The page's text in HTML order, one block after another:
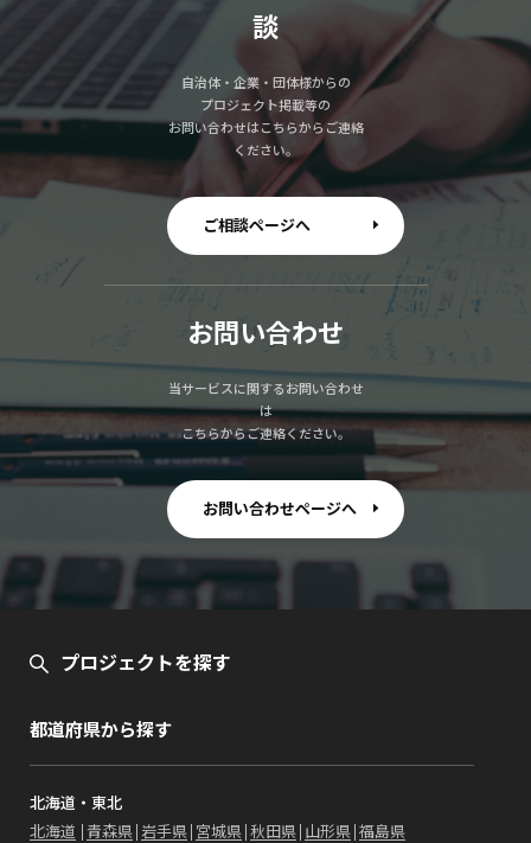
談
自治体・企業・団体様からの
プロジェクト掲載等の
お問い合わせはこちらからご連絡
ください。
ご相談ページへ
お問い合わせ
当サービスに関するお問い合わせ
は
こちらからご連絡ください。
お問い合わせページへ
プロジェクトを探す
都道府県から探す
北海道・東北
北海道 青森県 岩手県 宮城県 秋田県 山形県 福島県